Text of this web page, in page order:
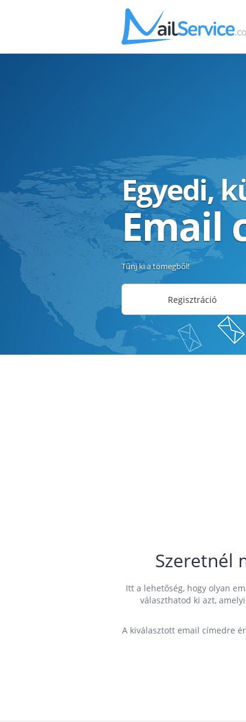
Egyedi,
Email
Tűnj ki a tömegből!
Regisztráció
Szeretnél
Itt a lehetőség, hogy olyan
választhatod ki azt,
A kiválasztott email címedre